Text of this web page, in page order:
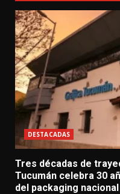
DESTACADAS
Tres décadas de
Tucumán celebra 30
del packaging nacional